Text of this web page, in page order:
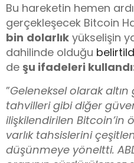
Bu hareketin hemen
gerçekleşecek Bitcoin
bin dolarlık yükselişin
dahilinde olduğu
de şu ifadeleri
”Geleneksel olarak altın
tahvilleri gibi diğer
ilişkilendirilen Bitcoin’in
varlık tahsislerini
düşünmeye yöneltti.